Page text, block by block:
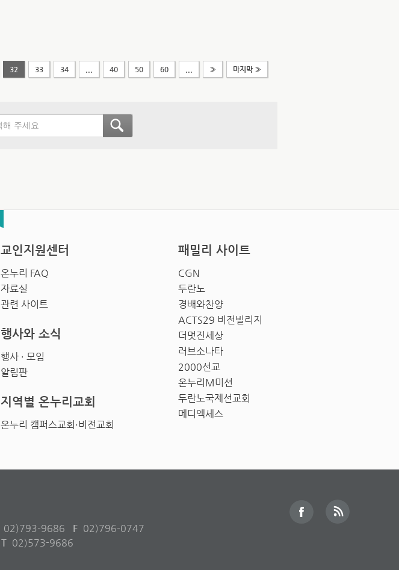
32 33 34 40 50 60 » 마지막 »
교인지원센터
온누리 FAQ
자료실
관련 사이트
패밀리 사이트
CGN
두란노
경배와찬양
ACTS29 비전빌리지
더멋진세상
러브소나타
2000선교
온누리M미션
두란노국제선교회
메디엑세스
행사와 소식
행사 · 모임
알림판
지역별 온누리교회
온누리 캠퍼스교회·비전교회
02)793-9686 F 02)796-0747
T 02)573-9686